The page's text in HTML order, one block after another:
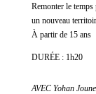
Remonter le temps
un nouveau
À partir de 15 ans
DURÉE : 1h20
AVEC Yohan